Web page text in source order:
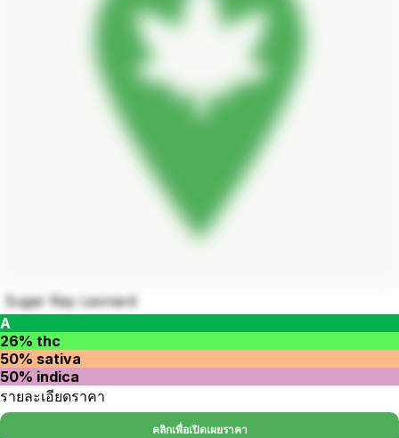
Sugar Ray Leonard
A
26% thc
50% sativa
50% indica
รายละเอียดราคา
คลิกเพื่อเปิดเผยราคา